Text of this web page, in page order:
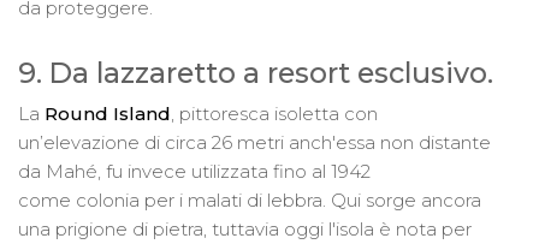
da proteggere.
9. Da lazzaretto a resort esclusivo.
La Round Island , pittoresca isoletta con
un’elevazione di circa 26 metri anch'essa non distante
da Mahé, fu invece utilizzata fino al 1942
come colonia per i malati di lebbra. Qui sorge ancora
una prigione di pietra, tuttavia oggi l'isola è nota per